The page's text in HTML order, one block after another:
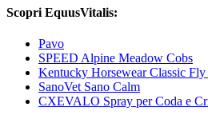
Scopri EquusVitalis:
Pavo
SPEED Alpine Meadow Cobs
Kentucky Horsewear Classic
SanoVet Sano Calm
CXEVALO Spray per Coda e